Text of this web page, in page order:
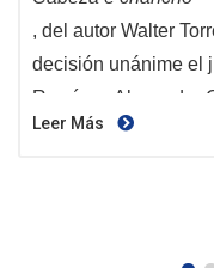
, del autor Walter
decisión unánime el
Ramírez, Alexandra
Castro. El fallo fue
Leer Más